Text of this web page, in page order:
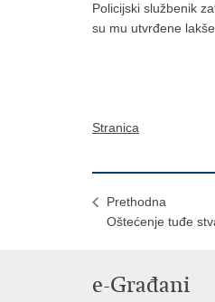
Policijski službenik
su mu utvrđene
Stranica
Prethodna
Oštećenje tuđe
e-Građani